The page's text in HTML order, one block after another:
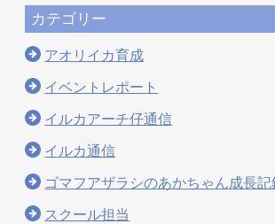
カテゴリー
アオリイカ育成
イベントレポート
イルカアーチ仔通信
イルカ通信
ゴマフアザラシのあかちゃん成長
スクール担当